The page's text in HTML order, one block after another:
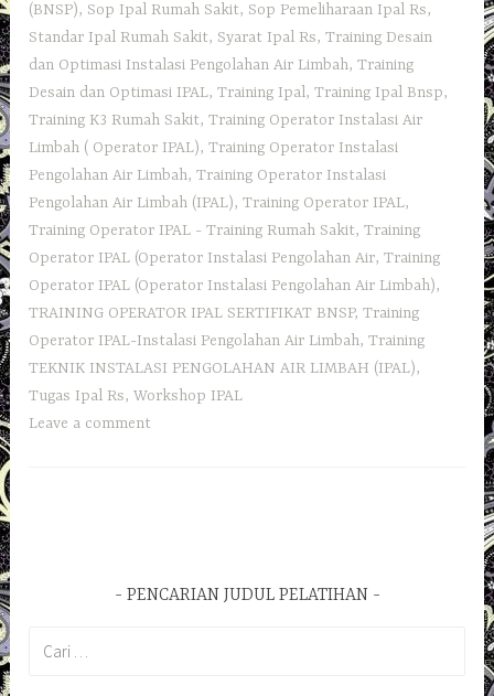
(BNSP), Sop Ipal Rumah Sakit, Sop Pemeliharaan Ipal Rs,
Standar Ipal Rumah Sakit, Syarat Ipal Rs,Training Desain
dan Optimasi Instalasi Pengolahan Air Limbah,Training
Desain dan Optimasi IPAL,Training Ipal,Training Ipal Bnsp,
Training K3 Rumah Sakit,Training Operator Instalasi Air
Limbah ( Operator IPAL),Training Operator Instalasi
Pengolahan Air Limbah,Training Operator Instalasi
Pengolahan Air Limbah (IPAL),Training Operator IPAL,
Training Operator IPAL - Training Rumah Sakit,Training
Operator IPAL (Operator Instalasi Pengolahan Air,Training
Operator IPAL (Operator Instalasi Pengolahan Air Limbah),
TRAINING OPERATOR IPAL SERTIFIKAT BNSP,Training
Operator IPAL-Instalasi Pengolahan Air Limbah,Training
TEKNIK INSTALASI PENGOLAHAN AIR LIMBAH (IPAL),
Tugas Ipal Rs,Workshop IPAL
Leave a comment
PENCARIAN JUDUL PELATIHAN